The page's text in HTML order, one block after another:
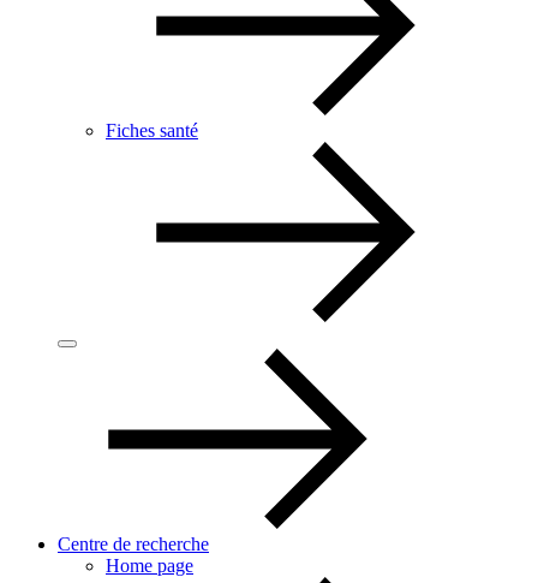
Fiches santé
Centre de recherche
Home page